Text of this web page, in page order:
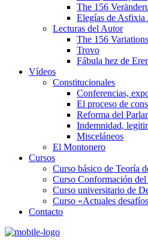
The 156
Elegías de
Lecturas del Autor
The 156 Variations
Trovo
Fábula hez de
Vídeos
Constitucionales
Conferencias,
El proceso de
Reforma del
Indemnidad,
Misceláneos
El Montonero
Cursos
Curso básico de Teoría
Curso Conformación
Curso universitario de
Curso «Actuales
Contacto